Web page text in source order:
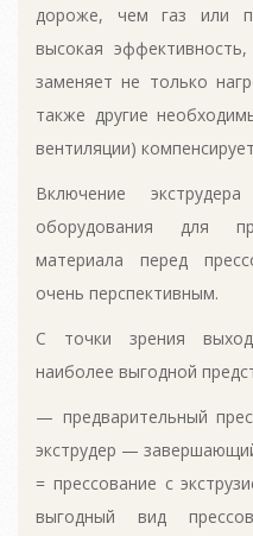
дороже, чем газ или
высокая
заменяет не только
также другие
вентиляции)
Включение
оборудования для
материала перед
очень перспективным.
С точки зрения
наиболее выгодной
— предварительный
экструдер —
= прессование с
выгодный вид